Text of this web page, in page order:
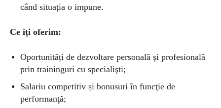
când situația o impune.
Ce iți oferim:
Oportunități de dezvoltare personală și profesională
prin traininguri cu specialişti;
Salariu competitiv și bonusuri în funcţie de
performanţă;